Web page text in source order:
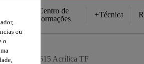
Centro de
Formações
+Técnica
Sikagard®-615 Acrílica TF
ou
o